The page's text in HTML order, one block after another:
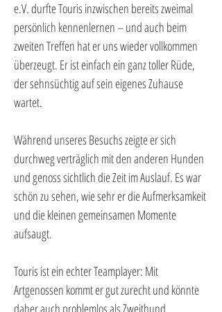
e.V. durfte Touris inzwischen bereits zweimal
persönlich kennenlernen – und auch beim
zweiten Treffen hat er uns wieder vollkommen
überzeugt. Er ist einfach ein ganz toller Rüde,
der sehnsüchtig auf sein eigenes Zuhause
wartet.
Während unseres Besuchs zeigte er sich
durchweg verträglich mit den anderen Hunden
und genoss sichtlich die Zeit im Auslauf. Es war
schön zu sehen, wie sehr er die Aufmerksamkeit
und die kleinen gemeinsamen Momente
aufsaugt.
Touris ist ein echter Teamplayer: Mit
Artgenossen kommt er gut zurecht und könnte
daher auch problemlos als Zweithund